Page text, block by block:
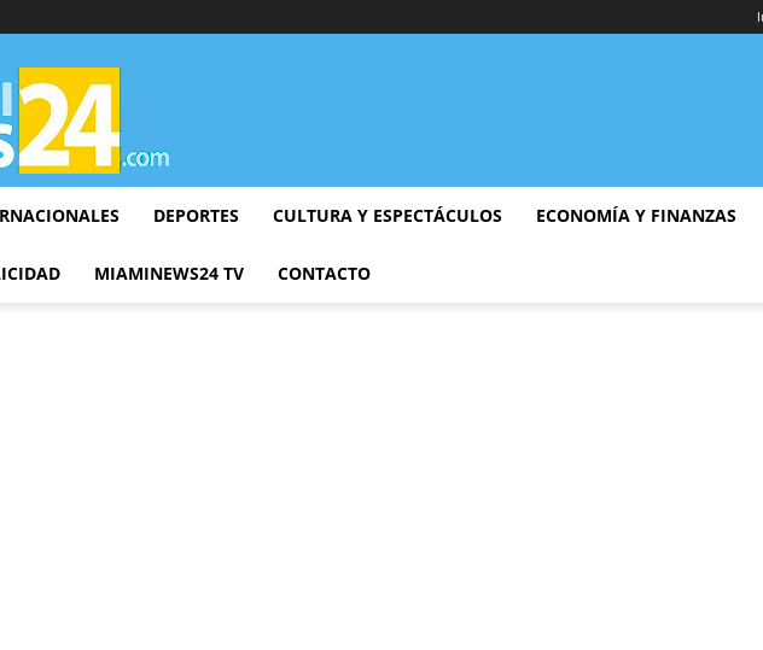
▷
Miami
News
24
DEPORTES CULTURA Y ESPECTÁCULOS ECONOMÍA Y FINANZAS
MIAMINEWS24 TV CONTACTO